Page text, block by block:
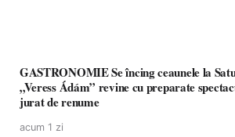
GASTRONOMIE Se încing ceaunele la Satu Mare! Concursul
„Veress Ádám” revine cu preparate
jurat de renume
acum 1 zi